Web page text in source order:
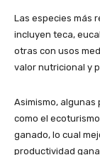
Las especies más
incluyen teca,
otras con usos
valor nutricional y
Asimismo,
como el
ganado, lo cual
productividad